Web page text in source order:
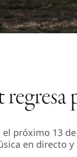
el próximo 13
en directo